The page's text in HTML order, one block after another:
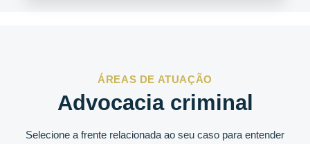
ÁREAS DE ATUAÇÃO
Advocacia criminal
Selecione a frente relacionada ao seu caso para entender